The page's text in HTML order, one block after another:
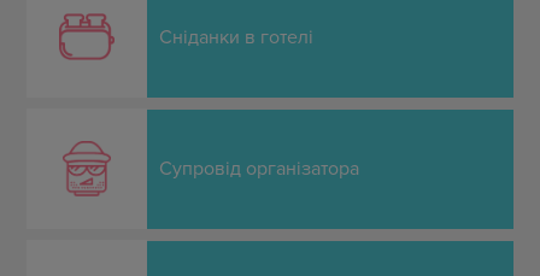
Сніданки в готелі
Супровід організатора